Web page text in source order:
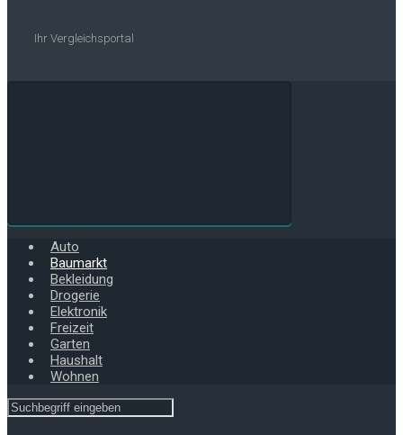
Ihr Vergleichsportal
Auto
Baumarkt
Bekleidung
Drogerie
Elektronik
Freizeit
Garten
Haushalt
Wohnen